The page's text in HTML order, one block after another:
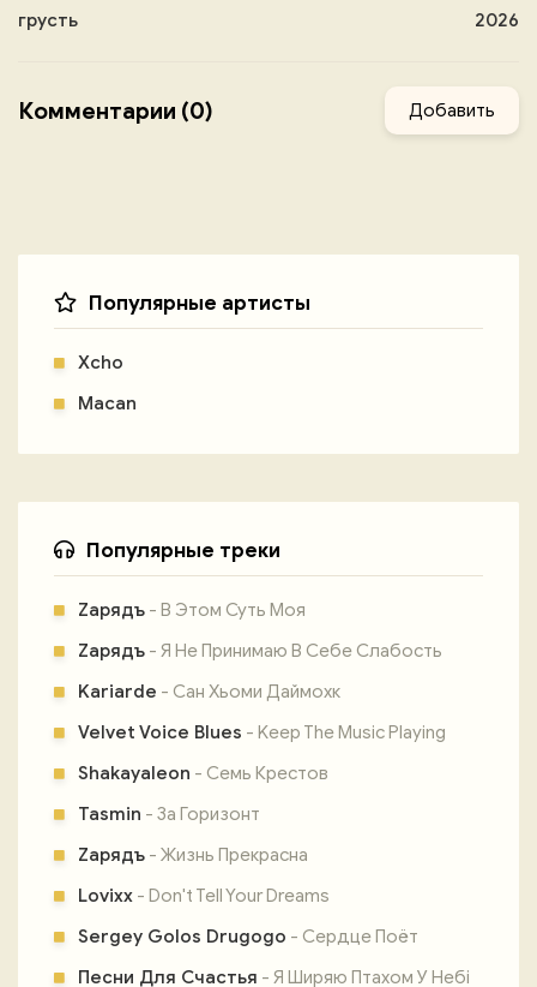
грусть
2026
Комментарии (0) Добавить
Популярные артисты
Xcho
Macan
Популярные треки
Zарядъ - В Этом Суть Моя
Zарядъ - Я Не Принимаю В Себе Слабость
Kariarde - Сан Хьоми Даймохк
Velvet Voice Blues - Keep The Music Playing
Shakayaleon - Семь Крестов
Tasmin - За Горизонт
Zарядъ - Жизнь Прекрасна
Lovixx - Don't Tell Your Dreams
Sergey Golos Drugogo - Сердце Поёт
Песни Для Счастья - Я Ширяю Птахом У Небі